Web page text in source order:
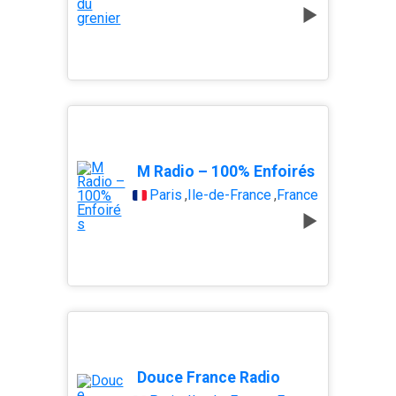
M Radio – 100% Enfoirés
Paris , Île-de-France,France
Douce France Radio